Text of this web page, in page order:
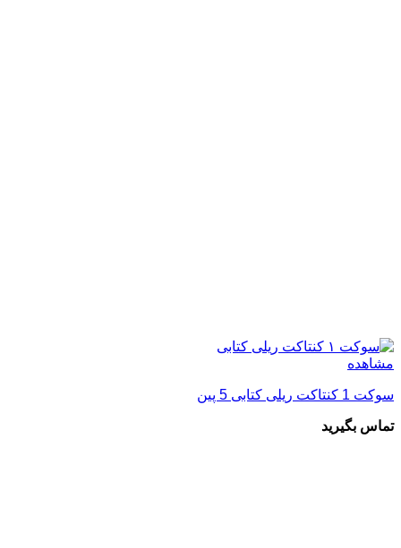
مشاهده
سوکت 1 کنتاکت ریلی کتابی 5 پین
تماس بگیرید